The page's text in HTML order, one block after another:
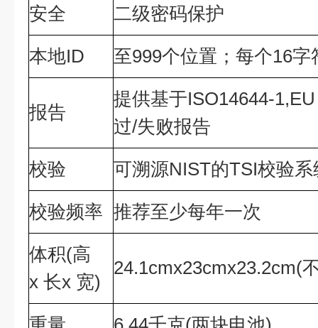
安全
二级密码保护
本地ID
至999个位置；每个16字
报告
提供基于ISO14644-
过/失败报告
校验
可溯源NIST的TSI校验系
校验频率 推荐至少每年一次
体积(高
x 长x 宽)
24.1cmx23cmx23.2cm(